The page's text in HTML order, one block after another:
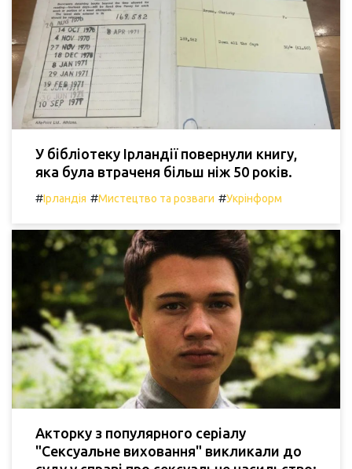
У бібліотеку Ірландії повернули книгу,
яка була втраченя більш ніж 50 років.
#Ірландія #Мистецтво та розваги #Укрінформ
Акторку з популярного серіалу
"Сексуальне виховання" викликали до